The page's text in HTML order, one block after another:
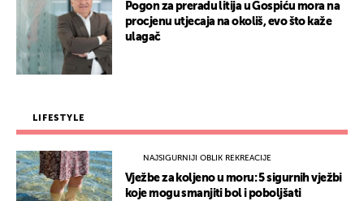
Pogon za preradu litija u Gospiću mora na
procjenu utjecaja na okoliš, evo što kaže
ulagač
LIFESTYLE
NAJSIGURNIJI OBLIK REKREACIJE
Vježbe za koljeno u moru: 5 sigurnih vježbi
koje mogu smanjiti bol i poboljšati